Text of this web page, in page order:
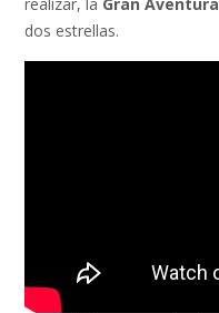
dos estrellas.